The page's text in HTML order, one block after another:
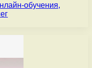
обучения,